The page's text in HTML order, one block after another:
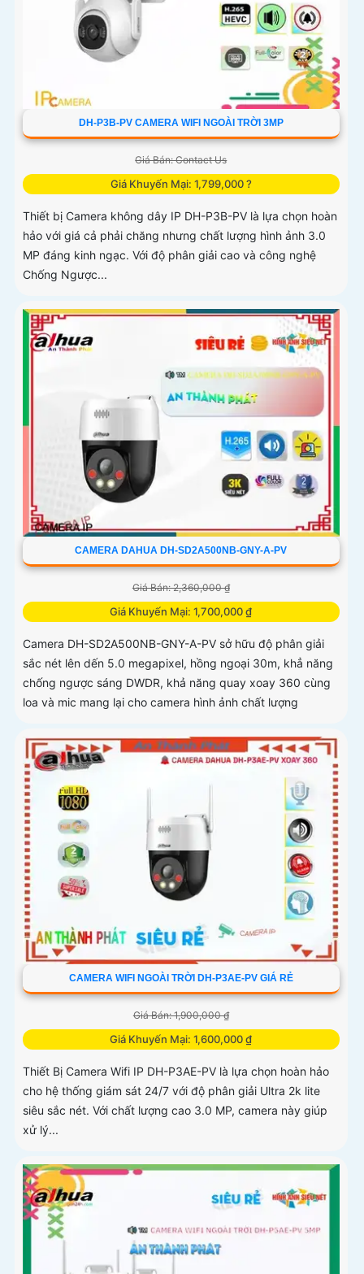
DH-P3B-PV CAMERA WIFI NGOÀI TRỜI 3MP
Giá Bán: Contact Us
Giá Khuyến Mại: 1,799,000 ?
Thiết bị Camera không dây IP DH-P3B-PV là lựa chọn hoàn
hảo với giá cả phải chăng nhưng chất lượng hình ảnh 3.0
MP đáng kinh ngạc. Với độ phân giải cao và công nghệ
Chống Ngược...
CAMERA DAHUA DH-SD2A500NB-GNY-A-PV
Giá Bán: 2,360,000 ₫
Giá Khuyến Mại: 1,700,000 ₫
Camera DH-SD2A500NB-GNY-A-PV sở hữu độ phân giải
sắc nét lên dến 5.0 megapixel, hồng ngoại 30m, khẳ năng
chống ngược sáng DWDR, khả năng quay xoay 360 cùng
loa và mic mang lại cho camera hình ảnh chất lượng
CAMERA WIFI NGOÀI TRỜI DH-P3AE-PV GIÁ RẺ
Giá Bán: 1,900,000 ₫
Giá Khuyến Mại: 1,600,000 ₫
Thiết Bị Camera Wifi IP DH-P3AE-PV là lựa chọn hoàn hảo
cho hệ thống giám sát 24/7 với độ phân giải Ultra 2k lite
siêu sắc nét. Với chất lượng cao 3.0 MP, camera này giúp
xử lý...